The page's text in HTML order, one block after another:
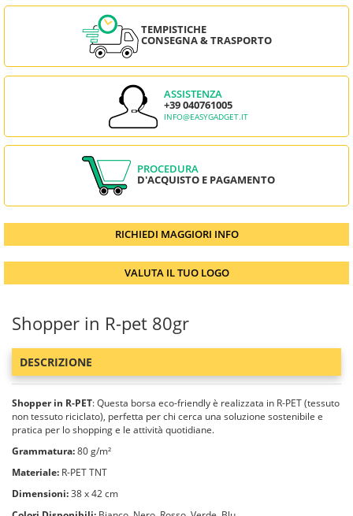
TEMPISTICHE
CONSEGNA & TRASPORTO
ASSISTENZA
+39 040761005
INFO@EASYGADGET.IT
PROCEDURA
D'ACQUISTO E PAGAMENTO
RICHIEDI MAGGIORI INFO
VALUTA IL TUO LOGO
Shopper in R-pet 80gr
DESCRIZIONE
Shopper in R-PET: Questa borsa eco-friendly è realizzata in R-PET (tessuto
non tessuto riciclato), perfetta per chi cerca una soluzione sostenibile e
pratica per lo shopping e le attività quotidiane.
Grammatura:80 g/m²
Materiale: R-PET TNT
Dimensioni:38 x 42 cm